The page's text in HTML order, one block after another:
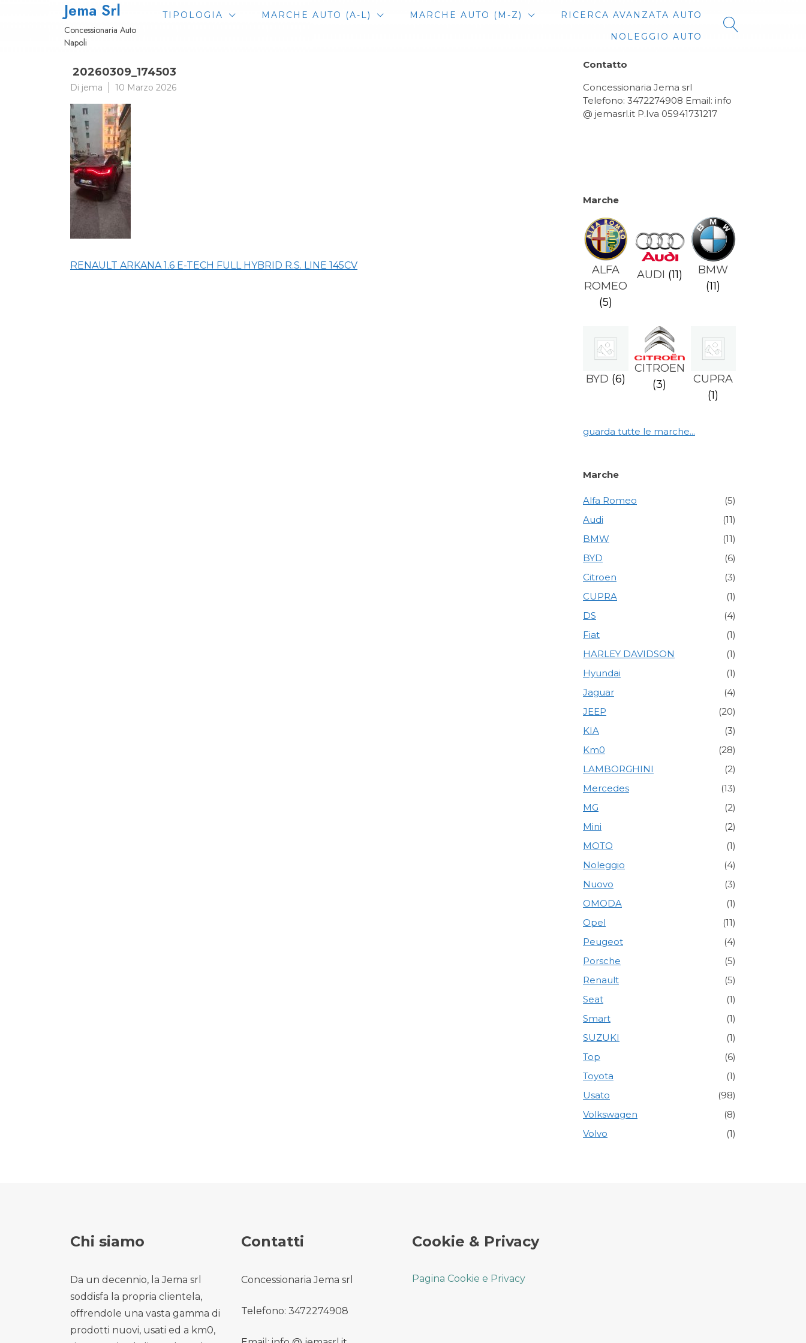
Jema Srl
Concessionaria Auto
Napoli
TIPOLOGIA MARCHE AUTO (A-L) MARCHE AUTO (M-Z)
RICERCA AVANZATA AUTO
NOLEGGIO AUTO
20260309_174503
Di jema 10 Marzo 2026
Navigazione
RENAULT ARKANA 1.6 E-TECH FULL HYBRID R.S. LINE 145CV
Contatto
Concessionaria Jema srl
Telefono: 3472274908 Email: info
@ jemasrl.it P.Iva 05941731217
Marche
ALFA
ROMEO
(5)
AUDI (11)
BMW
(11)
BYD (6)
CITROEN
(3)
CUPRA
(1)
guarda tutte le marche...
Marche
Alfa Romeo
(5)
Audi
(11)
BMW
(11)
BYD
(6)
Citroen
(3)
CUPRA
(1)
DS
(4)
Fiat
(1)
HARLEY DAVIDSON
(1)
Hyundai
(1)
Jaguar
(4)
JEEP
(20)
KIA
(3)
Km0
(28)
LAMBORGHINI
(2)
Mercedes
(13)
MG
(2)
Mini
(2)
MOTO
(1)
Noleggio
(4)
Nuovo
(3)
OMODA
(1)
Opel
(11)
Peugeot
(4)
Porsche
(5)
Renault
(5)
Seat
(1)
Smart
(1)
SUZUKI
(1)
Top
(6)
Toyota
(1)
Usato
(98)
Volkswagen
(8)
Volvo
(1)
Chi siamo
Da un decennio, la Jema srl
soddisfa la propria clientela,
offrendole una vasta gamma di
prodotti nuovi, usati ed a km0,
Contatti
Concessionaria Jema srl
Telefono: 3472274908
Cookie & Privacy
Pagina Cookie e Privacy